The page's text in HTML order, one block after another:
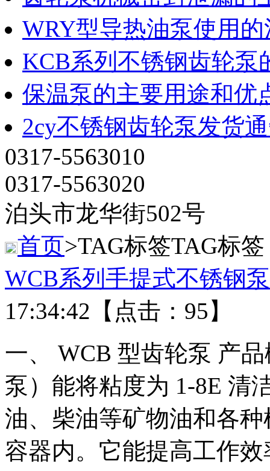
WRY型导热油泵使用
KCB系列不锈钢齿轮泵
保温泵的主要用途和优
2cy不锈钢齿轮泵发货
0317-5563010
0317-5563020
泊头市龙华街502号
首页>TAG标签TAG标签
WCB系列手提式不锈钢泵
17:34:42【点击：95】
一、 WCB 型齿轮泵 产
泵）能将粘度为 1-8E 清
油、柴油等矿物油和各
容器内。它能提高工作效